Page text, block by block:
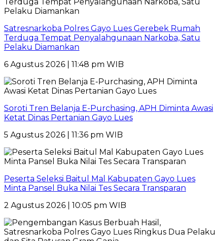
Satresnarkoba Polres Gayo Lues Gerebek Rumah
Terduga Tempat Penyalahgunaan Narkoba, Satu
Pelaku Diamankan
6 Agustus 2026 | 11:48 pm WIB
Soroti Tren Belanja E-Purchasing, APH Diminta Awasi
Ketat Dinas Pertanian Gayo Lues
5 Agustus 2026 | 11:36 pm WIB
Peserta Seleksi Baitul Mal Kabupaten Gayo Lues
Minta Pansel Buka Nilai Tes Secara Transparan
2 Agustus 2026 | 10:05 pm WIB